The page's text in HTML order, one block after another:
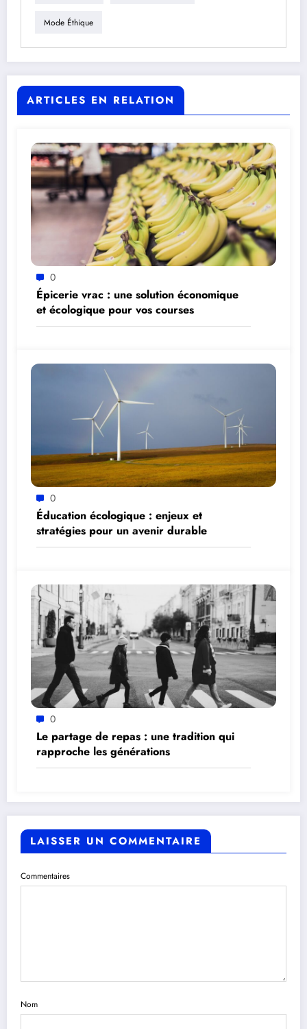
Mode Éthique
ARTICLES EN RELATION
0
Épicerie vrac : une solution économique
et écologique pour vos courses
0
Éducation écologique : enjeux et
stratégies pour un avenir durable
0
Le partage de repas : une tradition qui
rapproche les générations
LAISSER UN COMMENTAIRE
Commentaires
Nom